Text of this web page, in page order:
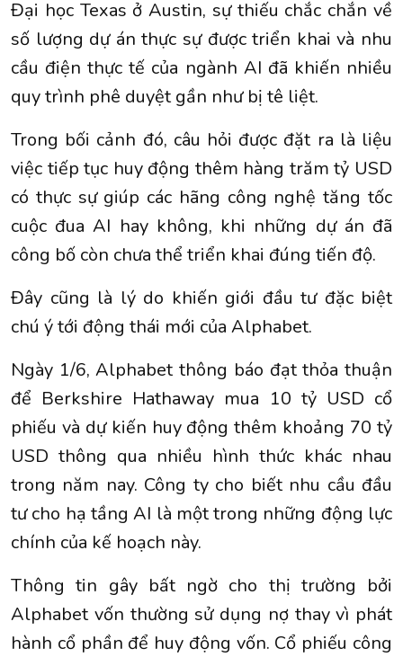
Đại học Texas ở Austin, sự thiếu chắc chắn về
số lượng dự án thực sự được triển khai và nhu
cầu điện thực tế của ngành AI đã khiến nhiều
quy trình phê duyệt gần như bị tê liệt.
Trong bối cảnh đó, câu hỏi được đặt ra là liệu
việc tiếp tục huy động thêm hàng trăm tỷ USD
có thực sự giúp các hãng công nghệ tăng tốc
cuộc đua AI hay không, khi những dự án đã
công bố còn chưa thể triển khai đúng tiến độ.
Đây cũng là lý do khiến giới đầu tư đặc biệt
chú ý tới động thái mới của Alphabet.
Ngày 1/6, Alphabet thông báo đạt thỏa thuận
để Berkshire Hathaway mua 10 tỷ USD cổ
phiếu và dự kiến huy động thêm khoảng 70 tỷ
USD thông qua nhiều hình thức khác nhau
trong năm nay. Công ty cho biết nhu cầu đầu
tư cho hạ tầng AI là một trong những động lực
chính của kế hoạch này.
Thông tin gây bất ngờ cho thị trường bởi
Alphabet vốn thường sử dụng nợ thay vì phát
hành cổ phần để huy động vốn. Cổ phiếu công